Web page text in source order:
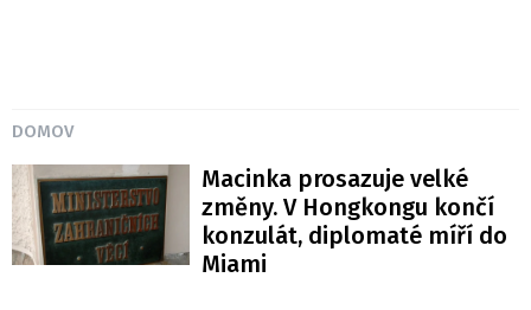
DOMOV
Macinka prosazuje velké
změny. V Hongkongu končí
konzulát, diplomaté míří do
Miami